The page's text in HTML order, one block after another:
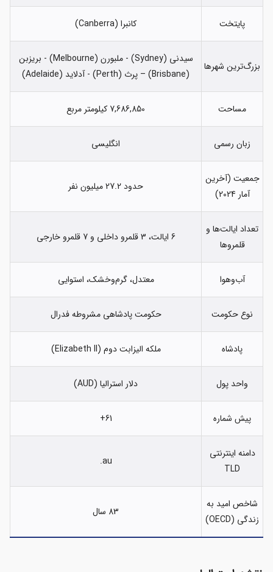
پایتخت کانبرا (Canberra)
بزرگ‌ترین شهرها
سیدنی (Sydney) - ملبورن (Melbourne) - بریزبن
(Brisbane) – پرث (Perth) - آدلاید (Adelaide)
مساحت 7,686,850 کیلومتر مربع
زبان رسمی انگلیسی
جمعیت (آخرین
آمار 2024)
حدود 27.2 میلیون نفر
تعداد ایالت‌ها و
قلمروها
6 ایالت، 3 قلمرو داخلی و 7 قلمرو خارجی
آب‌وهوا معتدل، گرم‌وخشک، استوایی
نوع حکومت حکومت پادشاهی مشروطه فدرال
پادشاه ملکه الیزابت دوم (Elizabeth II)
واحد پول دلار استرالیا (AUD)
پیش شماره 61+
دامنه اینترنتی
TLD
au.
شاخص امید به
زندگی (OECD)
83 سال